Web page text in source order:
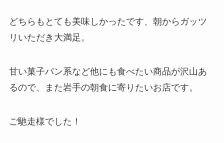
どちらもとても美味しかったです、朝からガッツ
リいただき大満足。
甘い菓子パン系など他にも食べたい商品が沢山あ
るので、また岩手の朝食に寄りたいお店です。
ご馳走様でした！